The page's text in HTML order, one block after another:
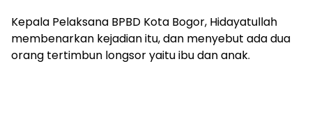
Kepala Pelaksana BPBD Kota Bogor, Hidayatullah
membenarkan kejadian itu, dan menyebut ada dua
orang tertimbun longsor yaitu ibu dan anak.